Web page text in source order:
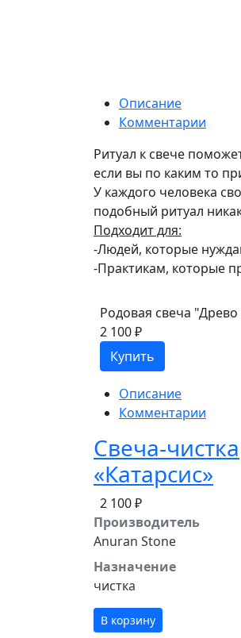
Описание
Комментарии
Ритуал к свече
если вы по каким то
У каждого человека
подобный ритуал
Подходит для:
-Людей, которые
-Практикам, которые
Родовая свеча
2 100 ₽
Купить
Описание
Комментарии
Свеча-чистка
«Катарсис»
2 100 ₽
Производитель
Anuran Stone
Назначение
чистка
В корзину